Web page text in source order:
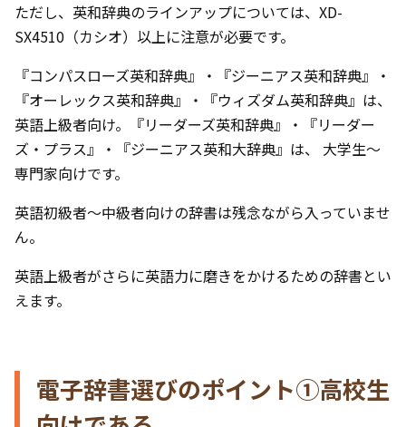
ただし、英和辞典のラインアップについては、XD-
SX4510（カシオ）以上に注意が必要です。
『コンパスローズ英和辞典』・『ジーニアス英和辞典』・
『オーレックス英和辞典』・『ウィズダム英和辞典』は、
英語上級者向け。『リーダーズ英和辞典』・『リーダー
ズ・プラス』・『ジーニアス英和大辞典』は、 大学生～
専門家向けです。
英語初級者～中級者向けの辞書は残念ながら入っていませ
ん。
英語上級者がさらに英語力に磨きをかけるための辞書とい
えます。
電子辞書選びのポイント①高校生